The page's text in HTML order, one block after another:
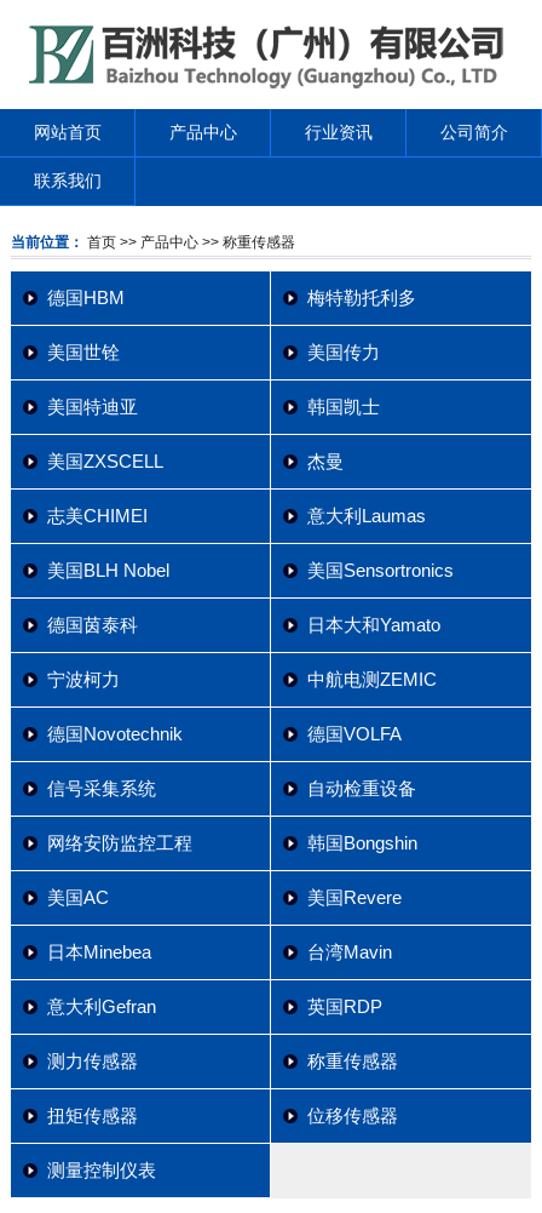
网站首页 产品中心 行业资讯 公司简介
联系我们
当前位置： 首页 >> 产品中心>> 称重传感器
德国HBM 梅特勒托利多
美国世铨 美国传力
美国特迪亚 韩国凯士
美国ZXSCELL 杰曼
志美CHIMEI 意大利Laumas
美国BLH Nobel 美国Sensortronics
德国茵泰科 日本大和Yamato
宁波柯力 中航电测ZEMIC
德国Novotechnik 德国VOLFA
信号采集系统 自动检重设备
网络安防监控工程 韩国Bongshin
美国AC 美国Revere
日本Minebea 台湾Mavin
意大利Gefran 英国RDP
测力传感器 称重传感器
扭矩传感器 位移传感器
测量控制仪表